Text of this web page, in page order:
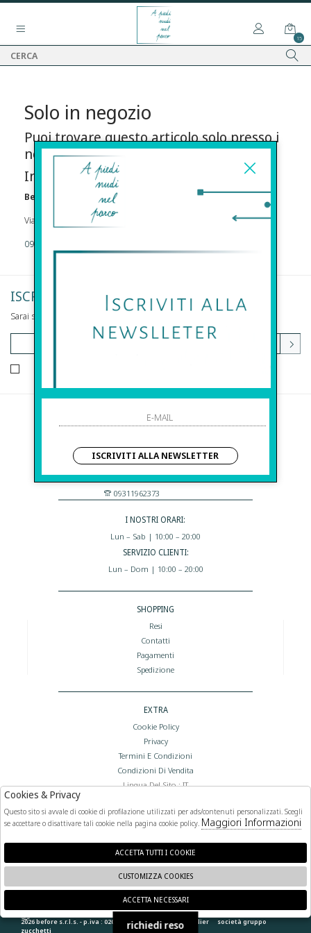
15
Solo in negozio
Puoi trovare questo articolo solo presso i
nostri punti vendita:
Info contatti
Before s.r.l.s.
Via Della Maestranza , 23 96100 Siracusa
09311962373
ISCRIVITI ALLA NEWSLETTER
Sarai sempre aggiornato su offerte e promozioni.
Before S.r.l.s.
Via Della Maestranza , 23
96100 Siracusa - Italia
Eshop@apiedinudinelparcoboutique.com
09311962373
I NOSTRI ORARI:
Lun – Sab | 10:00 – 20:00
SERVIZIO CLIENTI:
Lun – Dom | 10:00 – 20:00
SHOPPING
Resi
Contatti
Pagamenti
Spedizione
EXTRA
Cookie Policy
Privacy
Termini E Condizioni
Condizioni Di Vendita
Lingua Del Sito : IT
FOLLOW US
2026 before s.r.l.s. - p.iva : 02066400892 powered by atelier società gruppo
zucchetti
🍪
ISCRIVITI ALLA NEWSLETTER
richiedi reso
Cookies & Privacy
Questo sito si avvale di cookie di profilazione utilizzati per ads/contenuti personalizzati. Scegli
se accettare o disattivare tali cookie nella pagina cookie policy. Maggiori Informazioni
ACCETTA TUTTI I COOKIE
CUSTOMIZZA COOKIES
ACCETTA NECESSARI